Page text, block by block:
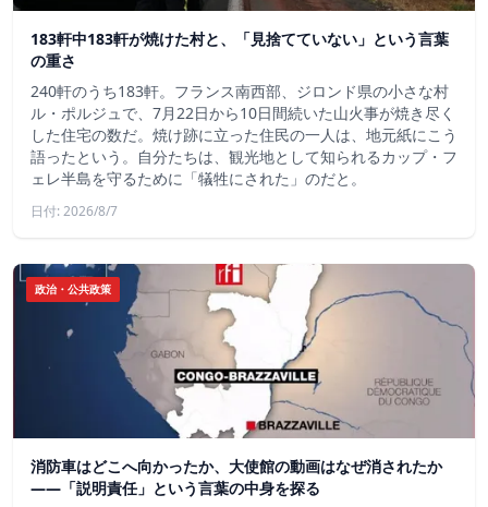
183軒中183軒が焼けた村と、「見捨てていない」という言葉
の重さ
240軒のうち183軒。フランス南西部、ジロンド県の小さな村
ル・ポルジュで、7月22日から10日間続いた山火事が焼き尽く
した住宅の数だ。焼け跡に立った住民の一人は、地元紙にこう
語ったという。自分たちは、観光地として知られるカップ・フ
ェレ半島を守るために「犠牲にされた」のだと。
日付: 2026/8/7
政治・公共政策
消防車はどこへ向かったか、大使館の動画はなぜ消されたか
——「説明責任」という言葉の中身を探る